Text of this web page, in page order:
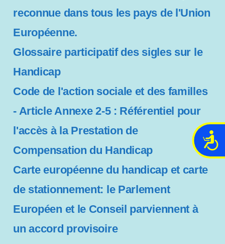
A
e
reconnue dans tous les pays de l'Union
Européenne.
Glossaire participatif des sigles sur le
Handicap
Code de l'action sociale et des familles
- Article Annexe 2-5 : Référentiel pour
l'accès à la Prestation de
Compensation du Handicap
Carte européenne du handicap et carte
de stationnement: le Parlement
Européen et le Conseil parviennent à
un accord provisoire